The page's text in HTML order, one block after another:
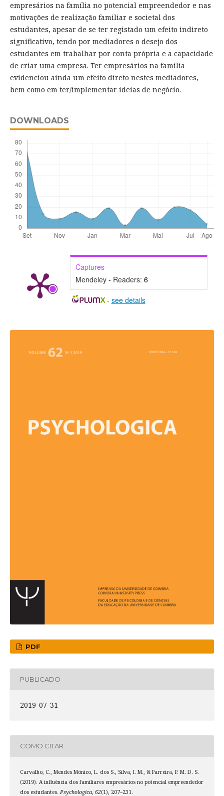
empresários na família no potencial empreendedor e nas
motivações de realização familiar e societal dos
estudantes, apesar de se ter registado um efeito indireto
significativo, tendo por mediadores o desejo dos
estudantes em trabalhar por conta própria e a capacidade
de criar uma empresa. Ter empresários na família
evidenciou ainda um efeito direto nestes mediadores,
bem como em ter/implementar ideias de negócio.
DOWNLOADS
Captures
Mendeley - Readers: 6
- see details
PDF
PUBLICADO
2019-07-31
COMO CITAR
Carvalho, C., Mendes Mónico, L. dos S., Silva, I. M., & Parreira, P. M. D. S.
(2019). A influência dos familiares empresários no potencial empreendedor
dos estudantes. Psychologica, 62(1), 207–231.